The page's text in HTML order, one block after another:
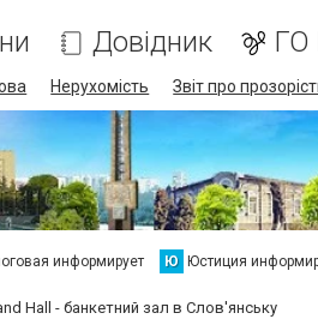
Довідник ГО
Нерухомість Звіт про
информирует Ю Юстиция
Hall - банкетний зал в Слов'янську